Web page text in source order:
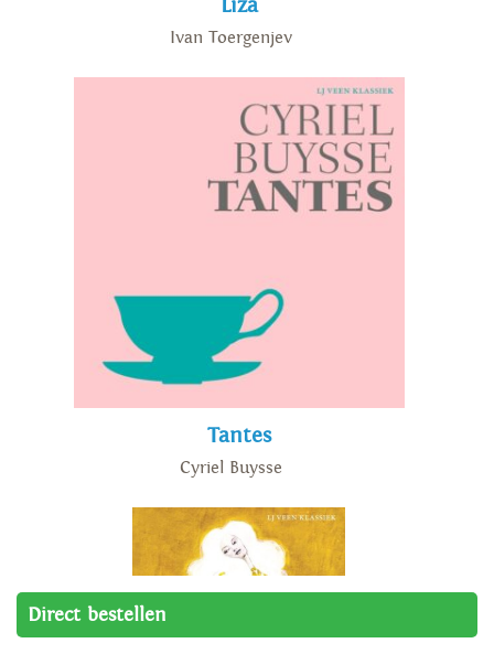
Direct bestellen
Liza
Ivan Toergenjev
Tantes
Cyriel Buysse